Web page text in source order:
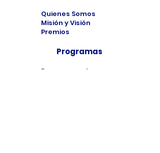
Quienes Somos
Misión y Visión
Premios
Programas
Programas de